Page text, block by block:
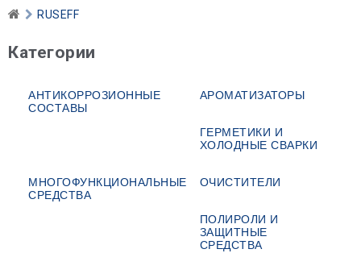
RUSEFF
Категории
АНТИКОРРОЗИОННЫЕ
СОСТАВЫ
АРОМАТИЗАТОРЫ
ГЕРМЕТИКИ И
ХОЛОДНЫЕ СВАРКИ
МНОГОФУНКЦИОНАЛЬНЫЕ
СРЕДСТВА
ОЧИСТИТЕЛИ
ПОЛИРОЛИ И
ЗАЩИТНЫЕ
СРЕДСТВА